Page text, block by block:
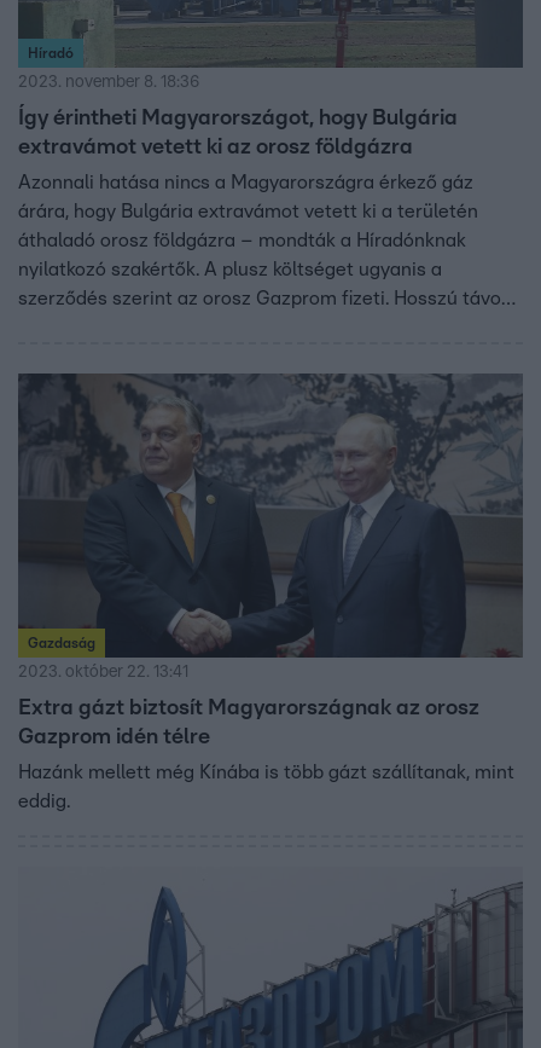
Híradó
2023. november 8. 18:36
Így érintheti Magyarországot, hogy Bulgária
extravámot vetett ki az orosz földgázra
Azonnali hatása nincs a Magyarországra érkező gáz
árára, hogy Bulgária extravámot vetett ki a területén
áthaladó orosz földgázra – mondták a Híradónknak
nyilatkozó szakértők. A plusz költséget ugyanis a
szerződés szerint az orosz Gazprom fizeti. Hosszú távon
nevezte a bolgár lépést.
Gazdaság
2023. október 22. 13:41
Extra gázt biztosít Magyarországnak az orosz
Gazprom idén télre
Hazánk mellett még Kínába is több gázt szállítanak, mint
eddig.